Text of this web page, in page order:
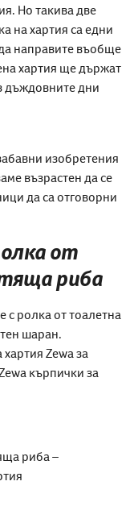
Но такива две
на хартия са едни
направите въобще
хартия ще държат
дъждовните дни
изобретения
възрастен да се
да са отговорни
от
риба
с ролка от тоалетна
шаран.
Zewa за
кърпички за
риба –